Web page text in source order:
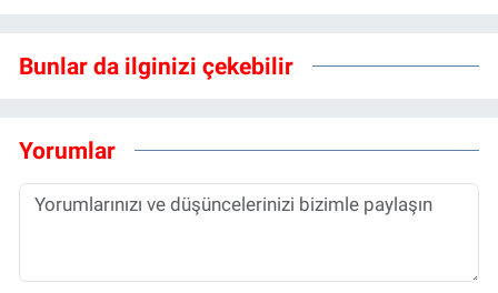
Bunlar da ilginizi çekebilir
Yorumlar